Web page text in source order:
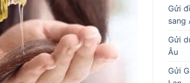
Gửi
sang
Gửi
Âu
Gửi